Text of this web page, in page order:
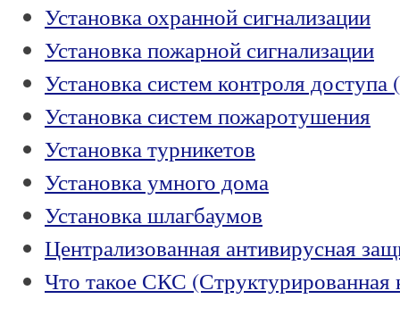
Установка охранной сигнализации
Установка пожарной сигнализации
Установка систем контроля
Установка систем пожаротушения
Установка турникетов
Установка умного дома
Установка шлагбаумов
Централизованная антивирусная
Что такое СКС (Структурированная